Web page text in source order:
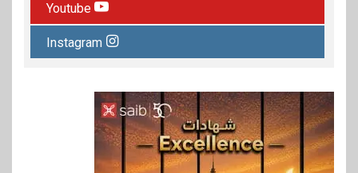
Youtube
Instagram